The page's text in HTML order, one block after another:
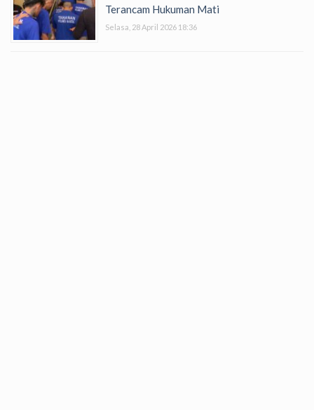
Terancam Hukuman Mati
Selasa, 28 April 2026 18:36